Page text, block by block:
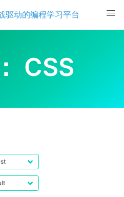
驱动的编程学习平台
CSS